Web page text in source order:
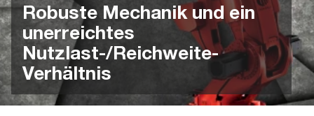
Robuste Mechanik und ein
unerreichtes
Nutzlast-/Reichweite-
Verhältnis